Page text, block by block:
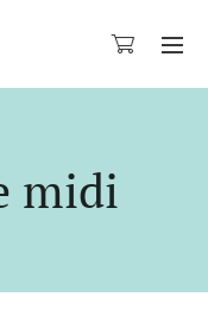
midi